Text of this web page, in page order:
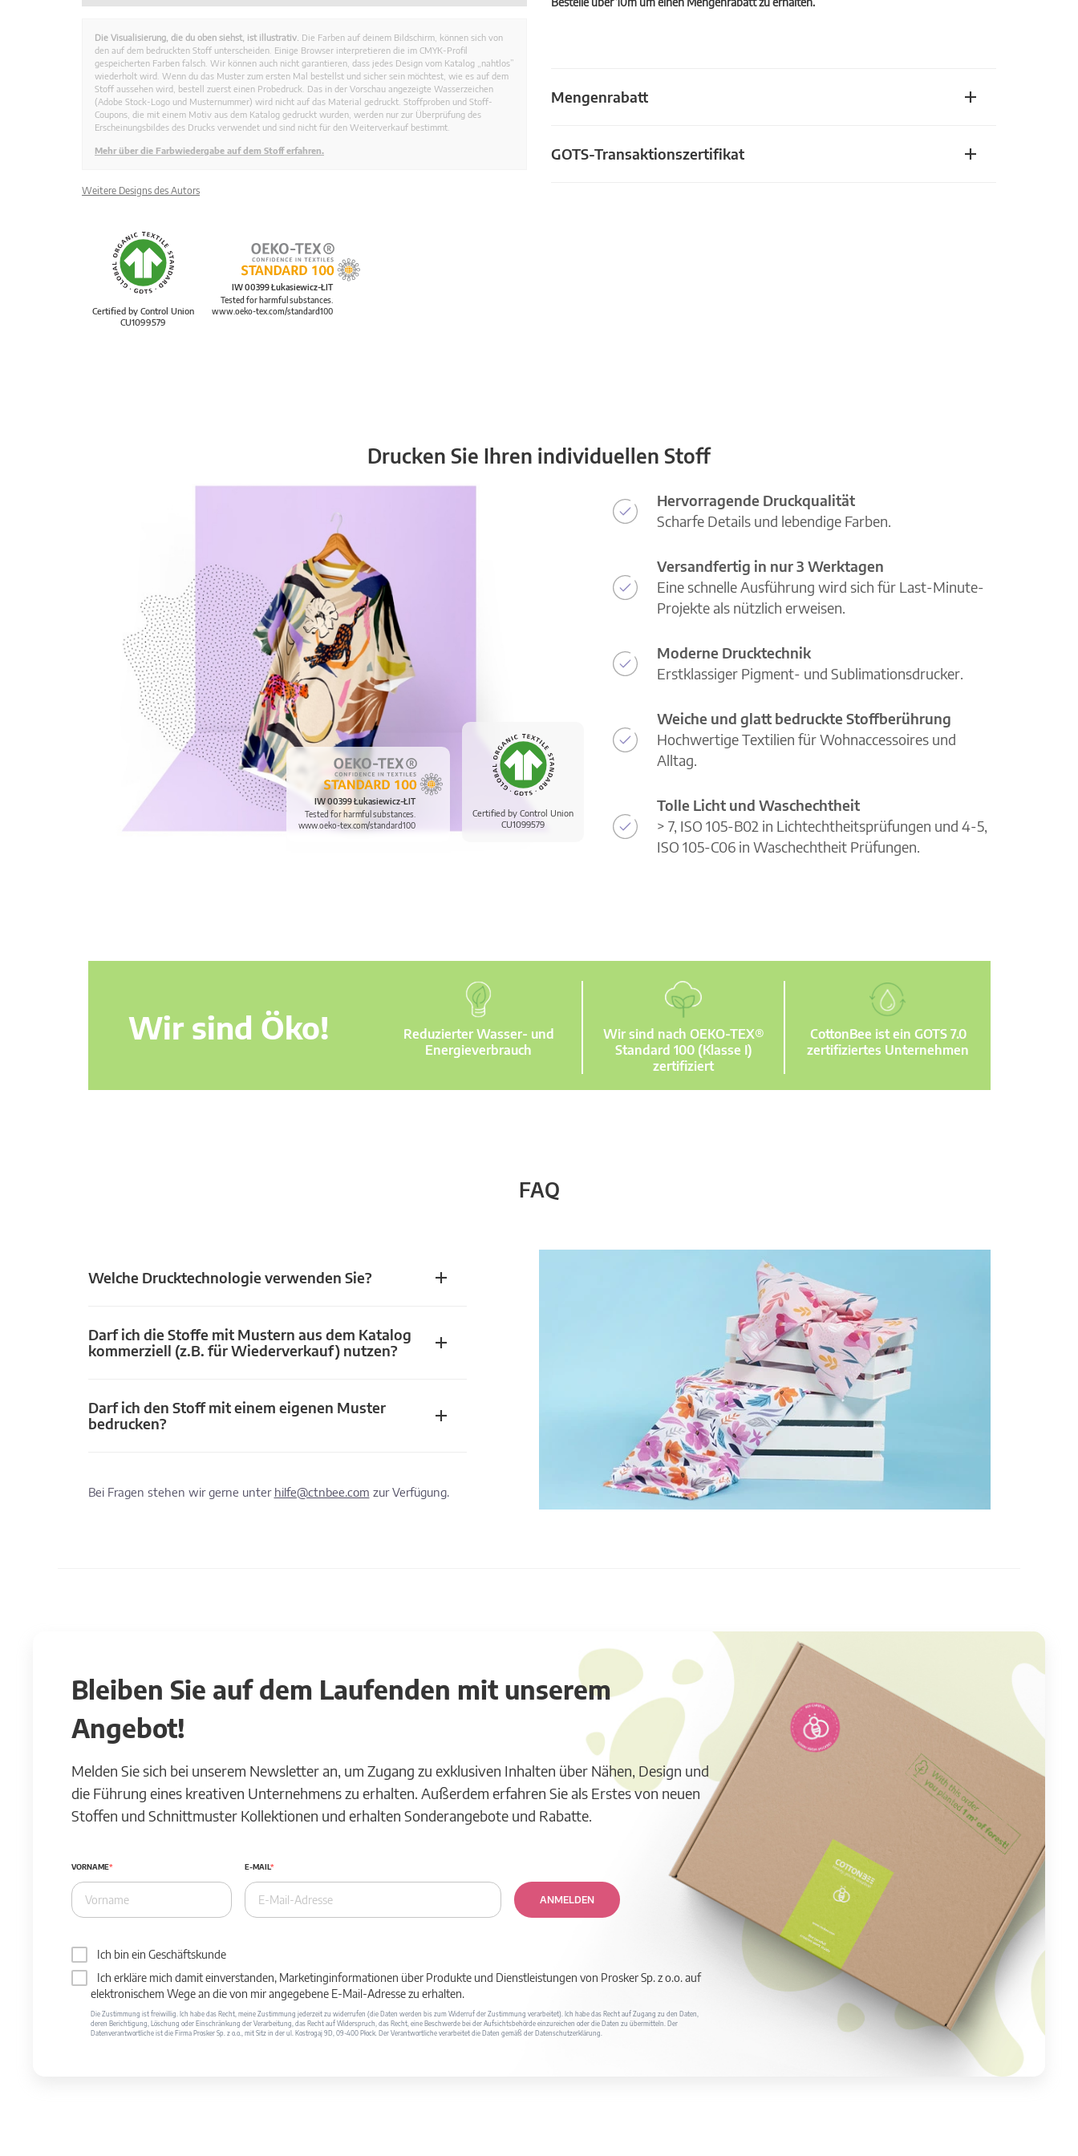
Mengenrabatt
GOTS-Transaktionszertifikat
Die Visualisierung, die du oben siehst, ist illustrativ. Die Farben auf deinem Bildschirm, können sich von
den auf dem bedruckten Stoff unterscheiden. Einige Browser interpretieren die im CMYK-Profil
gespeicherten Farben falsch. Wir können auch nicht garantieren, dass jedes Design vom Katalog „nahtlos”
wiederholt wird. Wenn du das Muster zum ersten Mal bestellst und sicher sein möchtest, wie es auf dem
Stoff aussehen wird, bestell zuerst einen Probedruck. Das in der Vorschau angezeigte Wasserzeichen
(Adobe Stock-Logo und Musternummer) wird nicht auf das Material gedruckt. Stoffproben und Stoff-
Coupons, die mit einem Motiv aus dem Katalog gedruckt wurden, werden nur zur Überprüfung des
Erscheinungsbildes des Drucks verwendet und sind nicht für den Weiterverkauf bestimmt.
Mehr über die Farbwiedergabe auf dem Stoff erfahren.
Weitere Designs des Autors
Certified by Control Union
CU1099579
IW 00399 Łukasiewicz-ŁIT
Tested for harmful substances.
www.oeko-tex.com/standard100
Drucken Sie Ihren individuellen Stoff
Certified by Control Union
CU1099579
IW 00399 Łukasiewicz-ŁIT
Tested for harmful substances.
www.oeko-tex.com/standard100
Hervorragende Druckqualität
Scharfe Details und lebendige Farben.
Versandfertig in nur 3 Werktagen
Eine schnelle Ausführung wird sich für Last-Minute-
Projekte als nützlich erweisen.
Moderne Drucktechnik
Erstklassiger Pigment- und Sublimationsdrucker.
Weiche und glatt bedruckte Stoffberührung
Hochwertige Textilien für Wohnaccessoires und
Alltag.
Tolle Licht und Waschechtheit
> 7, ISO 105-B02 in Lichtechtheitsprüfungen und 4-5,
ISO 105-C06 in Waschechtheit Prüfungen.
Wir sind Öko!
Reduzierter Wasser- und
Energieverbrauch
Wir sind nach OEKO-TEX®
Standard 100 (Klasse I)
zertifiziert
CottonBee ist ein GOTS 7.0
zertifiziertes Unternehmen
FAQ
Welche Drucktechnologie verwenden Sie?
Darf ich die Stoffe mit Mustern aus dem Katalog
kommerziell (z.B. für Wiederverkauf) nutzen?
Darf ich den Stoff mit einem eigenen Muster
bedrucken?
Bei Fragen stehen wir gerne unter hilfe@ctnbee.com zur Verfügung.
Bleiben Sie auf dem Laufenden mit unserem
Angebot!
Melden Sie sich bei unserem Newsletter an, um Zugang zu exklusiven Inhalten über Nähen, Design und
die Führung eines kreativen Unternehmens zu erhalten. Außerdem erfahren Sie als Erstes von neuen
Stoffen und Schnittmuster Kollektionen und erhalten Sonderangebote und Rabatte.
VORNAME E-MAIL
ANMELDEN
Ich bin ein Geschäftskunde
Ich erkläre mich damit einverstanden, Marketinginformationen über Produkte und Dienstleistungen von Prosker Sp. z o.o. auf
elektronischem Wege an die von mir angegebene E-Mail-Adresse zu erhalten.
Die Zustimmung ist freiwillig. Ich habe das Recht, meine Zustimmung jederzeit zu widerrufen (die Daten werden bis zum Widerruf der Zustimmung verarbeitet). Ich habe das Recht auf Zugang zu den Daten,
deren Berichtigung, Löschung oder Einschränkung der Verarbeitung, das Recht auf Widerspruch, das Recht, eine Beschwerde bei der Aufsichtsbehörde einzureichen oder die Daten zu übermitteln. Der
Datenverantwortliche ist die Firma Prosker Sp. z o.o., mit Sitz in der ul. Kostrogaj 9D, 09-400 Płock. Der Verantwortliche verarbeitet die Daten gemäß der Datenschutzerklärung.